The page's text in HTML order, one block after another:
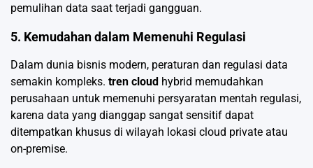
pemulihan data saat terjadi gangguan.
5. Kemudahan dalam Memenuhi Regulasi
Dalam dunia bisnis modern, peraturan dan regulasi data
semakin kompleks. tren cloud hybrid memudahkan
perusahaan untuk memenuhi persyaratan mentah regulasi,
karena data yang dianggap sangat sensitif dapat
ditempatkan khusus di wilayah lokasi cloud private atau
on-premise.